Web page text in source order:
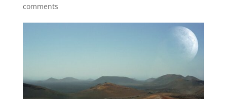
comments